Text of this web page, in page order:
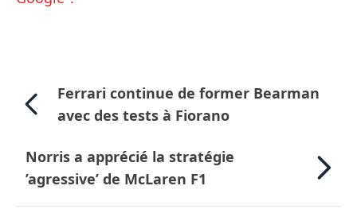
Ferrari continue de former Bearman
avec des tests à Fiorano
Norris a apprécié la stratégie
’agressive’ de McLaren F1